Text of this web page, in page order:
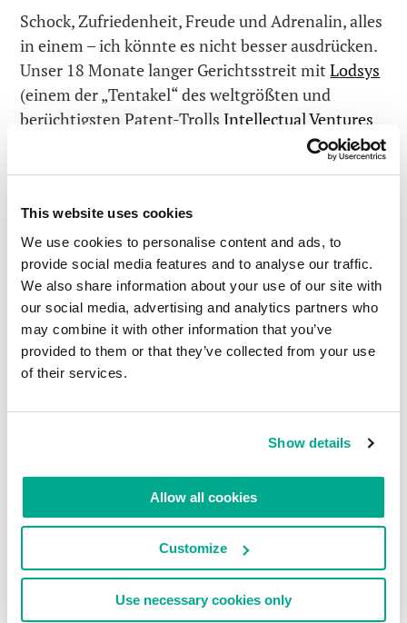
This website uses cookies
We use cookies to personalise content and ads, to
provide social media features and to analyse our traffic.
We also share information about your use of our site with
our social media, advertising and analytics partners who
may combine it with other information that you’ve
provided to them or that they’ve collected from your use
of their services.
Show details
Allow all cookies
Customize
Use necessary cookies only
Schock, Zufriedenheit, Freude und Adrenalin, alles
in einem – ich könnte es nicht besser ausdrücken.
Unser 18 Monate langer Gerichtsstreit mitLodsys
(einem der „Tentakel“ des weltgrößten und
berüchtigsten Patent-TrollsIntellectual Ventures
bedingungslose Kapitulation dieses widerlichen
haben wir wiederalleine
weitere angeklagte Firmen sich entschlossen
haben, sich mit dem Erpresser zu einigen, und
während andere komplett vom Schlachtfeld
geflüchtet sind. Insgesamt hat der Patent-Troll
über 400 IT-Firmen fertig gemacht!
Kommen wir zu den Details…
Read on: Die Patent-Trolle können geschlagen